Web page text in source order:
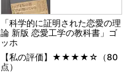
「科学的に証明された恋愛の理
論 新版 恋愛工学の教科書」ゴ
ッホ
【私の評価】★★★★☆（80
点）